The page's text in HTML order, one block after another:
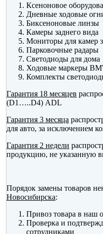
Ксеноновое
Дневные ходовые
Биксеноновые линзы
Камеры заднего вида
Мониторы для камер
Парковочные радары
Светодиоды для дома
Ходовые маркеры
Комплекты
Гарантия 18 месяцев
(D1…..D4) ADL
Гарантия 3 месяца
для авто, за исключением
Гарантия 2 недели
продукцию, не указанную
Порядок замены товаров
Новосибирска:
Привоз товара в наш
Проверка и
сотрудниками